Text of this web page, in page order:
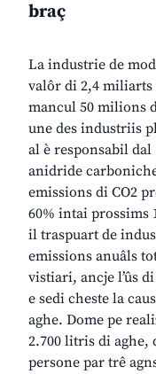
braç
La industrie de
valôr di 2,4 miliarts
mancul 50 milions
une des industriis
al è responsabil
anidride
emissions di CO2
60% intai prossims
il traspuart de
emissions anuâls
vistiari, ancje l’ûs
e sedi cheste la
aghe. Dome pe
2.700 litris di aghe,
persone par trê